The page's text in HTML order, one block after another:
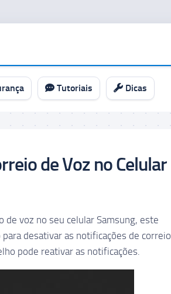
Tutoriais Dicas
de Voz no Celular
de voz no seu celular Samsung, este
desativar as notificações de correio
pode reativar as notificações.